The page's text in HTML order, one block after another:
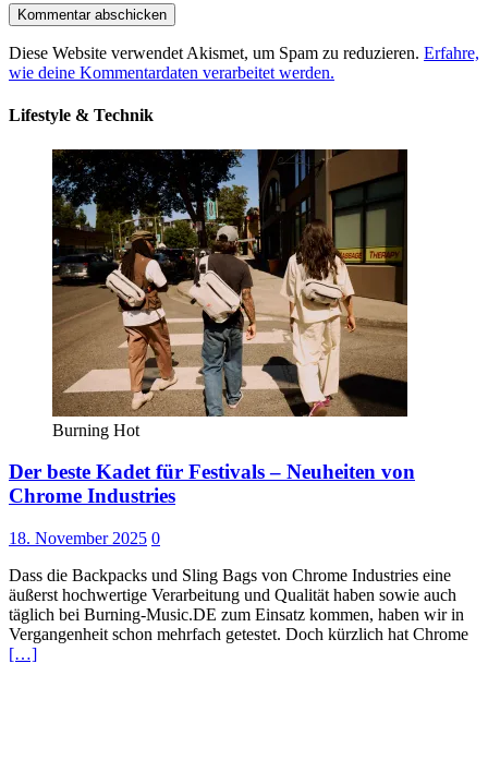
Diese Website verwendet Akismet, um Spam zu reduzieren. Erfahre,
wie deine Kommentardaten verarbeitet werden.
Lifestyle & Technik
Burning Hot
Der beste Kadet für Festivals – Neuheiten von
Chrome Industries
18. November 2025 0
Dass die Backpacks und Sling Bags von Chrome Industries eine
äußerst hochwertige Verarbeitung und Qualität haben sowie auch
täglich bei Burning-Music.DE zum Einsatz kommen, haben wir in
Vergangenheit schon mehrfach getestet. Doch kürzlich hat Chrome
[…]